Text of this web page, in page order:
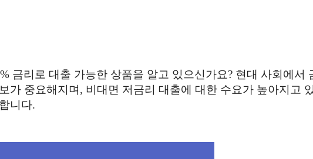
금리로 대출 가능한 상품을 알고 있으신가요? 현대 사회에서
가 중요해지며, 비대면 저금리 대출에 대한 수요가 높아지고
니다.